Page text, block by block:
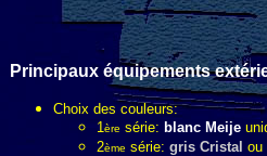
Principaux équipements
Choix des couleurs:
1ère série: blanc Meije
2ème série: gris Cristal ou